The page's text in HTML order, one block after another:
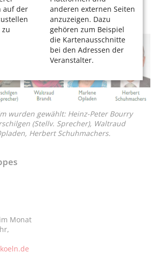
auf der
anderen externen Seiten
anzuzeigen. Dazu
gehören zum Beispiel
die Kartenausschnitte
bei den Adressen der
Veranstalter.
bis 12 Uhr,
koeln.de
wurden gewählt: Heinz-Peter Bourry
(Stellv. Sprecher), Waltraud
Herbert Schuhmachers.
Monat